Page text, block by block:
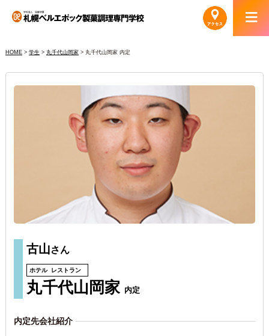
HOME> 学生 > 丸千代山岡家> 丸千代山岡家 内定
古山さん
ホテル レストラン
丸千代山岡家 内定
内定先会社紹介